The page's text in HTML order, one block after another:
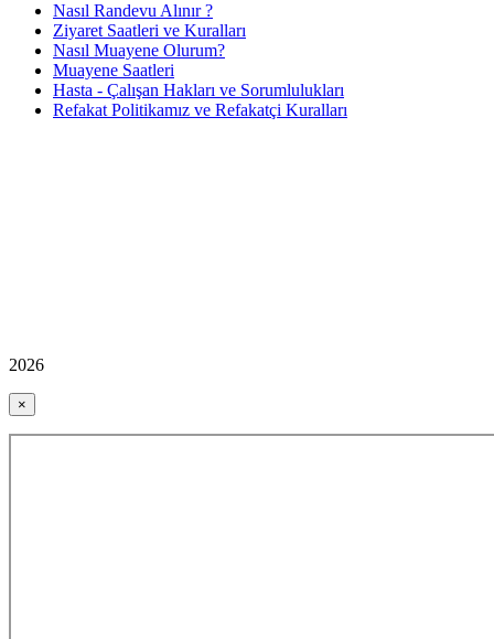
Nasıl Randevu Alınır ?
Ziyaret Saatleri ve Kuralları
Nasıl Muayene Olurum?
Muayene Saatleri
Hasta - Çalışan Hakları ve Sorumlulukları
Refakat Politikamız ve Refakatçi Kuralları
2026
×